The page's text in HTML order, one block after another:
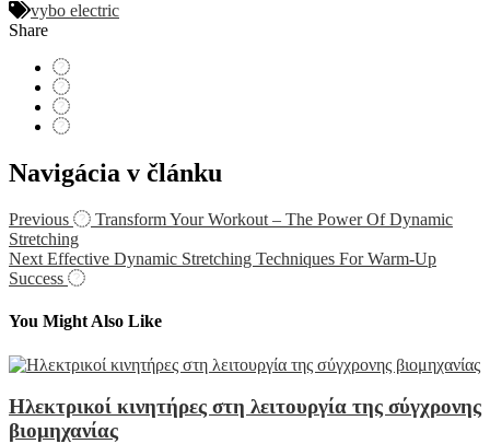
vybo electric
Share
Navigácia v článku
Previous
Transform Your Workout – The Power Of Dynamic
Stretching
Next Effective Dynamic Stretching Techniques For Warm-Up
Success
You Might Also Like
Ηλεκτρικοί κινητήρες στη λειτουργία της σύγχρονης
βιομηχανίας